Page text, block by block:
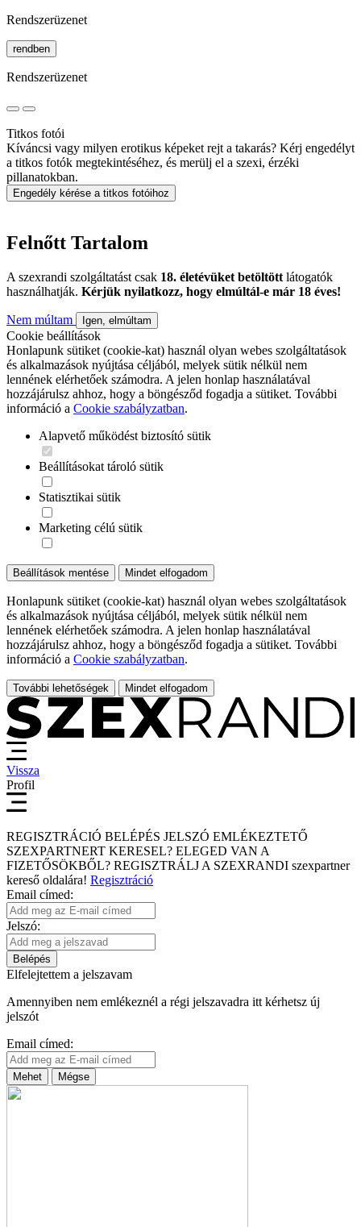
Rendszerüzenet
rendben
Rendszerüzenet
Titkos fotói
Kíváncsi vagy milyen erotikus képeket rejt a takarás? Kérj engedélyt
a titkos fotók megtekintéséhez, és merülj el a szexi, érzéki
pillanatokban.
Engedély kérése a titkos fotóihoz
Felnőtt Tartalom
A szexrandi szolgáltatást csak 18. életévüket betöltött látogatók
használhatják. Kérjük nyilatkozz, hogy elmúltál-e már 18 éves!
Nem múltam Igen, elmúltam
Cookie beállítások
Honlapunk sütiket (cookie-kat) használ olyan webes szolgáltatások
és alkalmazások nyújtása céljából, melyek sütik nélkül nem
lennének elérhetőek számodra. A jelen honlap használatával
hozzájárulsz ahhoz, hogy a böngésződ fogadja a sütiket. További
információ a Cookie szabályzatban.
Alapvető működést biztosító sütik
Beállításokat tároló sütik
Statisztikai sütik
Marketing célú sütik
Beállítások mentése Mindet elfogadom
Honlapunk sütiket (cookie-kat) használ olyan webes szolgáltatások
és alkalmazások nyújtása céljából, melyek sütik nélkül nem
lennének elérhetőek számodra. A jelen honlap használatával
hozzájárulsz ahhoz, hogy a böngésződ fogadja a sütiket. További
információ a Cookie szabályzatban.
További lehetőségek Mindet elfogadom
Vissza
Profil
REGISZTRÁCIÓ BELÉPÉS JELSZÓ EMLÉKEZTETŐ
SZEXPARTNERT KERESEL? ELEGED VAN A
FIZETŐSÖKBŐL? REGISZTRÁLJ A SZEXRANDI szexpartner
kereső oldalára! Regisztráció
Email címed:
Jelszó:
Belépés
Elfelejtettem a jelszavam
Amennyiben nem emlékeznél a régi jelszavadra itt kérhetsz új
jelszót
Email címed:
Mehet Mégse